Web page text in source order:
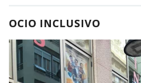
OCIO INCLUSIVO